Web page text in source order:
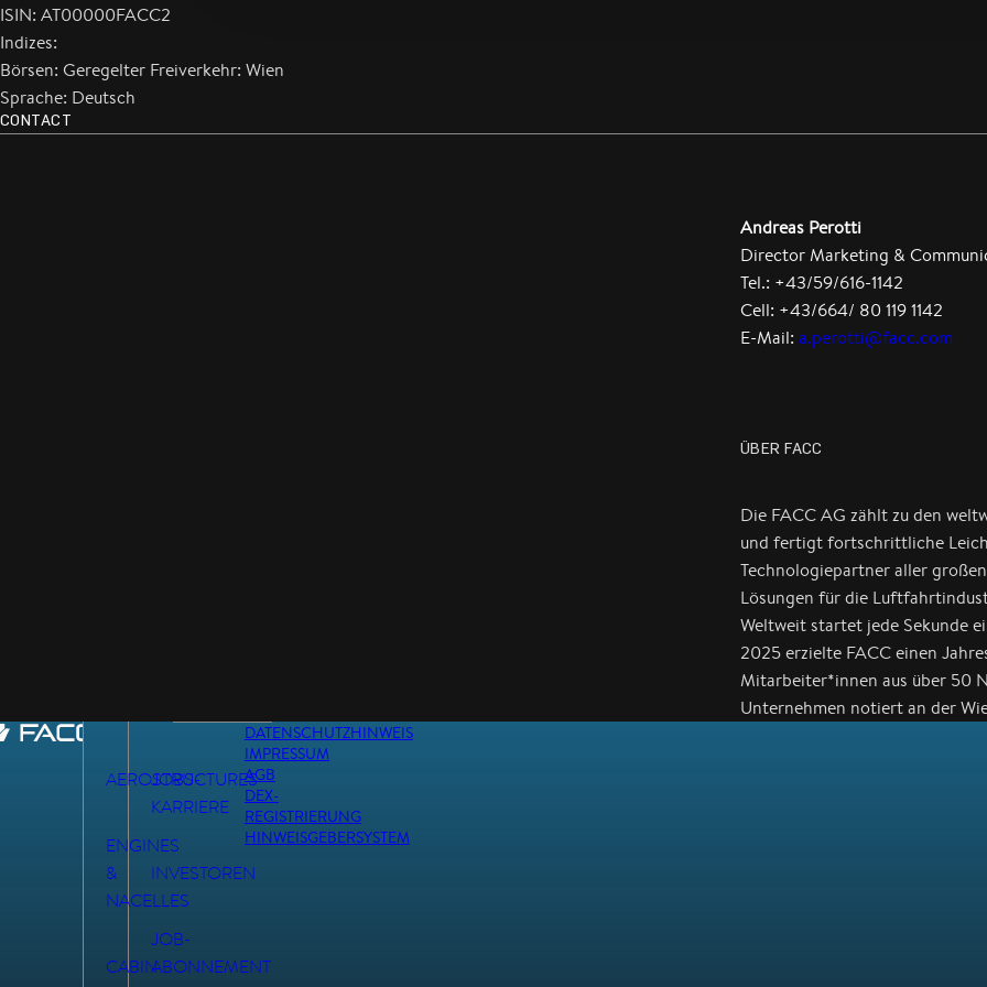
ISIN: AT00000FACC2
Indizes:
Börsen: Geregelter Freiverkehr: Wien
Sprache: Deutsch
CONTACT
Andreas Perotti
Director Marketing &
Tel.: +43/59/616-1142
Cell: +43/664/ 80 119 1142
E-Mail: a.perotti@facc.com
ÜBER FACC
Die FACC AG zählt zu den
und fertigt fortschrittliche
Technologiepartner aller
Lösungen für die
Weltweit startet jede Sekunde
2025 erzielte FACC einen
Mitarbeiter*innen aus über 50
Unternehmen notiert an der
AEROSTRUCTURES
ENGINES
&
NACELLES
CABIN
JOBS-
KARRIERE
INVESTOREN
JOB-
ABONNEMENT
DATENSCHUTZHINWEIS
IMPRESSUM
AGB
DEX-
REGISTRIERUNG
HINWEISGEBERSYSTEM